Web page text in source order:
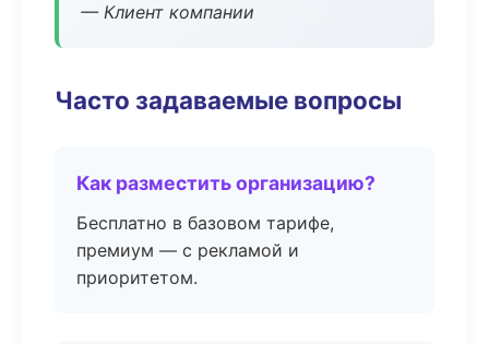
— Клиент компании
Часто задаваемые вопросы
Как разместить организацию?
Бесплатно в базовом тарифе,
премиум — с рекламой и
приоритетом.